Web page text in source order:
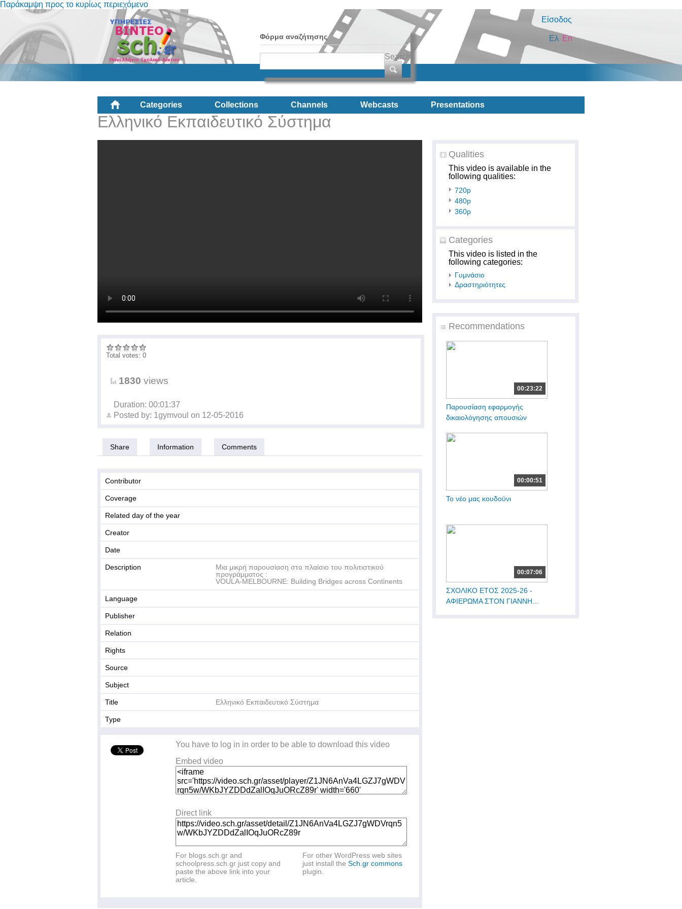
Παράκαμψη προς το κυρίως περιεχόμενο
Είσοδος
Φόρμα αναζήτησης
Search
En
Ελ
Categories Collections Channels Webcasts Presentations
Ελληνικό Εκπαιδευτικό Σύστημα
Qualities
This video is available in the
following qualities:
720p
480p
360p
Categories
This video is listed in the
following categories:
Γυμνάσιο
Δραστηριότητες
Recommendations
00:23:22
Παρουσίαση εφαρμογής
δικαιολόγησης απουσιών
00:00:51
Το νέο μας κουδούνι
00:07:06
ΣΧΟΛΙΚΟ ΕΤΟΣ 2025-26 -
ΑΦΙΕΡΩΜΑ ΣΤΟΝ ΓΙΑΝΝΗ...
Total votes: 0
1830 views
Duration: 00:01:37
Posted by: 1gymvoul on 12-05-2016
Share Information Comments
Contributor
Coverage
Related day of the year
Creator
Date
Description
Μια μικρή παρουσίαση στο πλαίσιο του πολιτιστικού
προγράμματος :
VOULA-MELBOURNE: Building Bridges across Continents
Language
Publisher
Relation
Rights
Source
Subject
Title Ελληνικό Εκπαιδευτικό Σύστημα
Type
You have to log in in order to be able to download this video
Embed video
Direct link
For blogs.sch.gr and
schoolpress.sch.gr just copy and
paste the above link into your
article.
For other WordPress web sites
just install the Sch.gr commons
plugin.